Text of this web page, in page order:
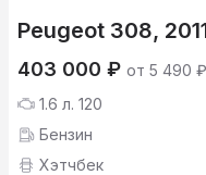
Peugeot 308,
403 000 ₽ от 5 490
1.6 л. 120
Бензин
Хэтчбек